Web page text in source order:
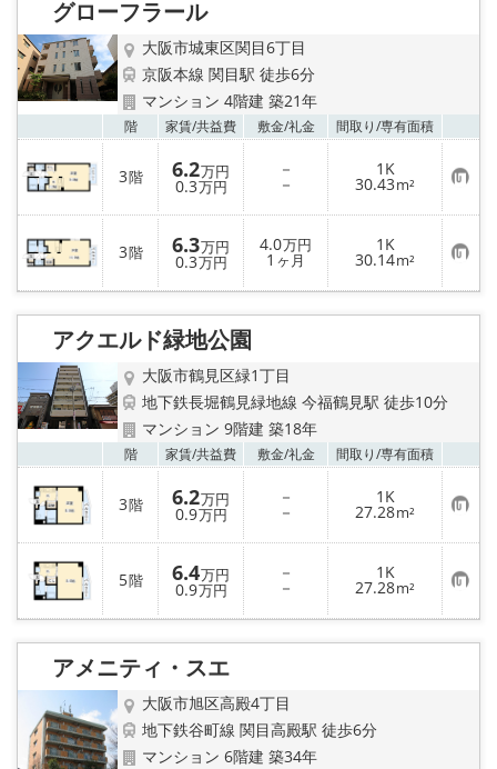
グローフラール
大阪市城東区関目6丁目
京阪本線 関目駅 徒歩6分
マンション 4階建 築21年
階 家賃/共益費 敷金/礼金 間取り/専有面積
3階 6.2万円
0.3万円
－
－
1K
30.43m² お
気
に
入
り
登
録
3階 6.3万円
0.3万円
4.0万円
1 ヶ月
1K
30.14m² お
気
に
り
アクエルド緑地公園
大阪市鶴見区緑1丁目
地下鉄長堀鶴見緑地線 今福鶴見駅 徒歩10分
マンション 9階建 築18年
階 家賃/共益費 敷金/礼金 間取り/専有面積
3階 6.2万円
0.9万円
－
－
1K
27.28m² お
気
に
入
り
登
録
5階 6.4万円
0.9万円
－
－
1K
27.28m² お
気
に
り
アメニティ・スエ
大阪市旭区高殿4丁目
地下鉄谷町線 関目高殿駅 徒歩6分
マンション 6階建 築34年